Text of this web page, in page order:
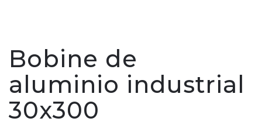
Bobine de
aluminio industrial
30x300